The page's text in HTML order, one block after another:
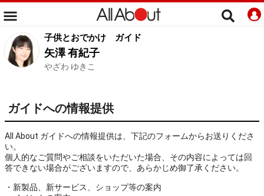
子供とおでかけ ガイド
矢澤 有紀子
やざわ ゆきこ
ガイドへの情報提供
All About ガイドへの情報提供は、下記のフォームからお送りくださ
い。
個人的なご質問やご相談をいただいた場合、その内容によっては回
答できない場合がございますので、あらかじめ御了承ください。
・新製品、新サービス、ショップ等の案内